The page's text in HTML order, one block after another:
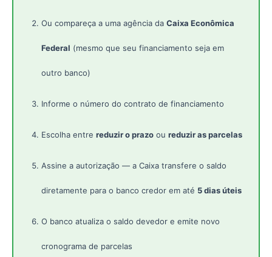
Ou compareça a uma agência da Caixa Econômica
Federal (mesmo que seu financiamento seja em
outro banco)
Informe o número do contrato de financiamento
Escolha entre reduzir o prazo ou reduzir as parcelas
Assine a autorização — a Caixa transfere o saldo
diretamente para o banco credor em até 5 dias úteis
O banco atualiza o saldo devedor e emite novo
cronograma de parcelas